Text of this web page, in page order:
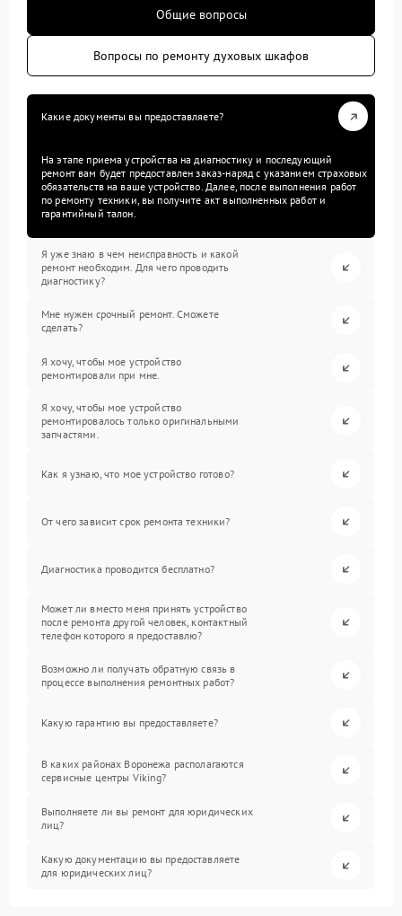
Общие вопросы
Вопросы по ремонту духовых шкафов
Какие документы вы предоставляете?
На этапе приема устройства на диагностику и последующий
ремонт вам будет предоставлен заказ-наряд с указанием страховых
обязательств на ваше устройство. Далее, после выполнения работ
по ремонту техники, вы получите акт выполненных работ и
гарантийный талон.
Я уже знаю в чем неисправность и какой
ремонт необходим. Для чего проводить
диагностику?
Мне нужен срочный ремонт. Сможете
сделать?
Я хочу, чтобы мое устройство
ремонтировали при мне.
Я хочу, чтобы мое устройство
ремонтировалось только оригинальными
запчастями.
Как я узнаю, что мое устройство готово?
От чего зависит срок ремонта техники?
Диагностика проводится бесплатно?
Может ли вместо меня принять устройство
после ремонта другой человек, контактный
телефон которого я предоставлю?
Возможно ли получать обратную связь в
процессе выполнения ремонтных работ?
Какую гарантию вы предоставляете?
В каких районах Воронежа располагаются
сервисные центры Viking?
Выполняете ли вы ремонт для юридических
лиц?
Какую документацию вы предоставляете
для юридических лиц?